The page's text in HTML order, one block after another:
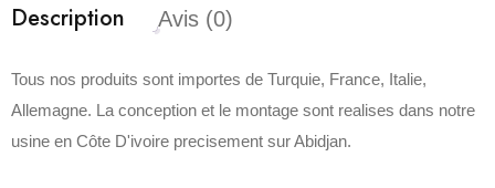
Description Avis (0)
Tous nos produits sont importes de Turquie, France, Italie,
Allemagne. La conception et le montage sont realises dans notre
usine en Côte D'ivoire precisement sur Abidjan.